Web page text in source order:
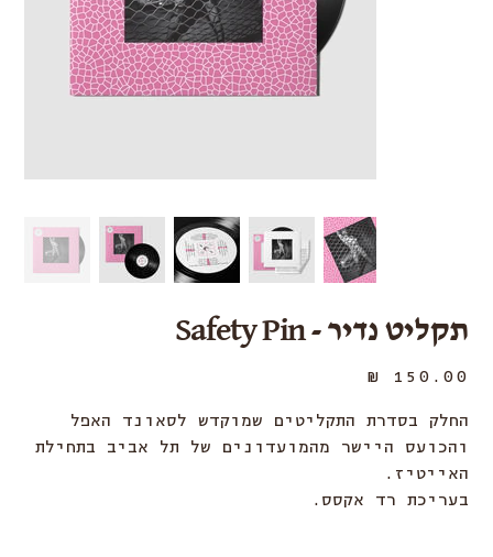
תקליט נדיר - Safety Pin
מחיר
החלק בסדרת התקליטים שמוקדש לסאונד האפל
והכועס היישר מהמועדונים של תל אביב בתחילת
האייטיז.
בעריכת רד אקסס.